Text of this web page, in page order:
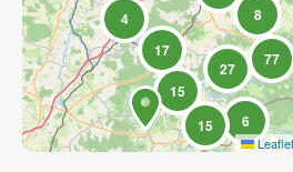
6
15
8
15
17
4
27 77
Leaflet